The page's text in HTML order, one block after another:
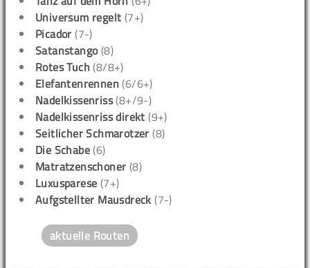
Universum regelt (7+)
Picador (7-)
Satanstango(8)
Rotes Tuch (8/8+)
Elefantenrennen (6/6+)
Nadelkissenriss(8+/9-)
Nadelkissenriss direkt (9+)
Seitlicher Schmarotzer (8)
Die Schabe (6)
Matratzenschoner (8)
Luxusparese (7+)
Aufgstellter Mausdreck (7-)
aktuelle Routen